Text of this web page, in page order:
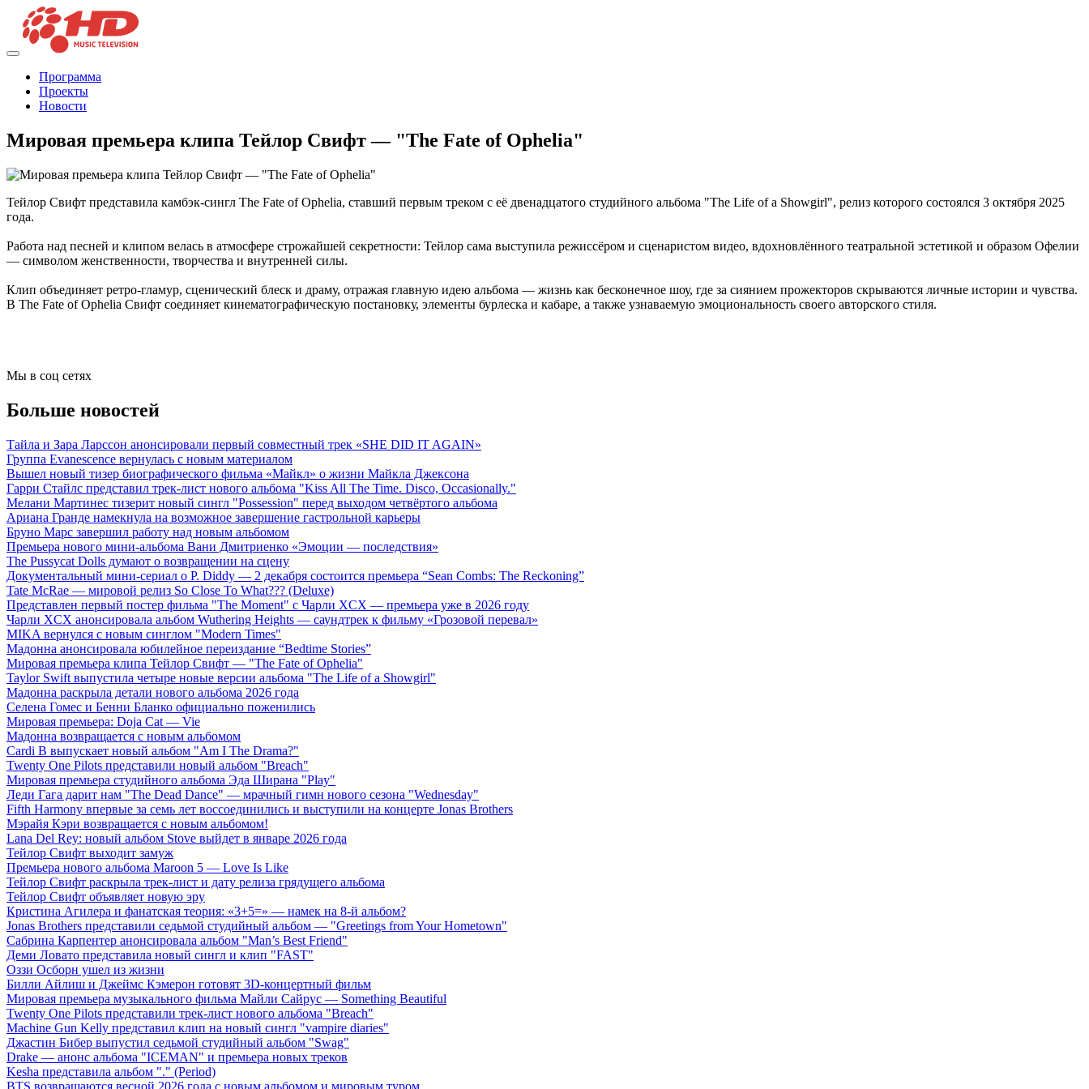
Программа
Проекты
Новости
Мировая премьера клипа Тейлор Свифт — "The Fate of Ophelia"
Тейлор Свифт представила камбэк-сингл The Fate of Ophelia, ставший первым треком с её двенадцатого студийного альбома "The Life of a Showgirl", релиз которого состоялся 3 октября 2025
года.
Работа над песней и клипом велась в атмосфере строжайшей секретности: Тейлор сама выступила режиссёром и сценаристом видео, вдохновлённого театральной эстетикой и образом Офелии
— символом женственности, творчества и внутренней силы.
Клип объединяет ретро-гламур, сценический блеск и драму, отражая главную идею альбома — жизнь как бесконечное шоу, где за сиянием прожекторов скрываются личные истории и чувства.
В The Fate of Ophelia Свифт соединяет кинематографическую постановку, элементы бурлеска и кабаре, а также узнаваемую эмоциональность своего авторского стиля.
Мы в соц сетях
Больше новостей
Тайла и Зара Ларссон анонсировали первый совместный трек «SHE DID IT AGAIN»
Группа Evanescence вернулась с новым материалом
Вышел новый тизер биографического фильма «Майкл» о жизни Майкла Джексона
Гарри Стайлс представил трек-лист нового альбома "Kiss All The Time. Disco, Occasionally."
Мелани Мартинес тизерит новый сингл "Possession" перед выходом четвёртого альбома
Ариана Гранде намекнула на возможное завершение гастрольной карьеры
Бруно Марс завершил работу над новым альбомом
Премьера нового мини-альбома Вани Дмитриенко «Эмоции — последствия»
The Pussycat Dolls думают о возвращении на сцену
Документальный мини-сериал о P. Diddy — 2 декабря состоится премьера “Sean Combs: The Reckoning”
Tate McRae — мировой релиз So Close To What??? (Deluxe)
Представлен первый постер фильма "The Moment" с Чарли XCX — премьера уже в 2026 году
Чарли XCX анонсировала альбом Wuthering Heights — саундтрек к фильму «Грозовой перевал»
MIKA вернулся с новым синглом "Modern Times"
Мадонна анонсировала юбилейное переиздание “Bedtime Stories”
Мировая премьера клипа Тейлор Свифт — "The Fate of Ophelia"
Taylor Swift выпустила четыре новые версии альбома "The Life of a Showgirl"
Мадонна раскрыла детали нового альбома 2026 года
Селена Гомес и Бенни Бланко официально поженились
Мировая премьера: Doja Cat — Vie
Мадонна возвращается с новым альбомом
Cardi B выпускает новый альбом "Am I The Drama?"
Twenty One Pilots представили новый альбом "Breach"
Мировая премьера студийного альбома Эда Ширана "Play"
Леди Гага дарит нам "The Dead Dance" — мрачный гимн нового сезона "Wednesday"
Fifth Harmony впервые за семь лет воссоединились и выступили на концерте Jonas Brothers
Мэрайя Кэри возвращается с новым альбомом!
Lana Del Rey: новый альбом Stove выйдет в январе 2026 года
Тейлор Свифт выходит замуж
Премьера нового альбома Maroon 5 — Love Is Like
Тейлор Свифт раскрыла трек-лист и дату релиза грядущего альбома
Тейлор Свифт объявляет новую эру
Кристина Агилера и фанатская теория: «3+5=» — намек на 8-й альбом?
Jonas Brothers представили седьмой студийный альбом — "Greetings from Your Hometown"
Сабрина Карпентер анонсировала альбом "Man’s Best Friend"
Деми Ловато представила новый сингл и клип "FAST"
Оззи Осборн ушел из жизни
Билли Айлиш и Джеймс Кэмерон готовят 3D-концертный фильм
Мировая премьера музыкального фильма Майли Сайрус — Something Beautiful
Twenty One Pilots представили трек-лист нового альбома "Breach"
Machine Gun Kelly представил клип на новый сингл "vampire diaries"
Джастин Бибер выпустил седьмой студийный альбом "Swag"
Drake — анонс альбома "ICEMAN" и премьера новых треков
Kesha представила альбом "." (Period)
BTS возвращаются весной 2026 года с новым альбомом и мировым туром